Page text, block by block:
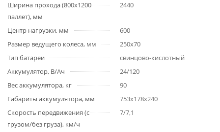
Ширина прохода (800х1200
паллет), мм
2440
Центр нагрузки, мм
600
Размер ведущего колеса, мм
250х70
Тип батареи
свинцово-кислотный
Аккумулятор, В/Ач
24/120
Вес аккумулятора, кг
90
Габариты аккумулятора, мм
753x178x240
Скорость передвижения (с
грузом/без груза), км/ч
7/7,1